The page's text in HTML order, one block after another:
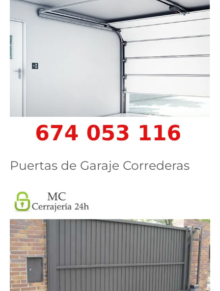
Puertas de Garaje Correderas